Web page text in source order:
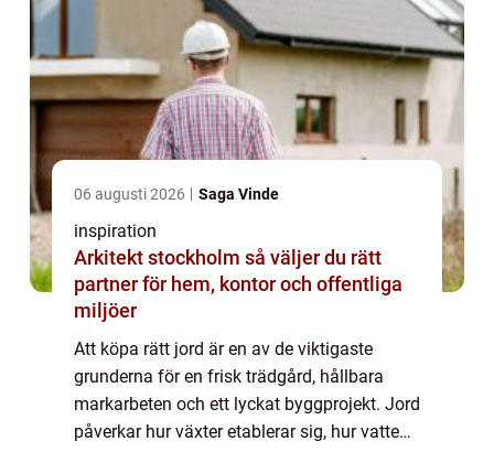
06 augusti 2026 Saga Vinde
inspiration
Arkitekt stockholm så väljer du rätt
partner för hem, kontor och offentliga
miljöer
Att köpa rätt jord är en av de viktigaste
grunderna för en frisk trädgård, hållbara
markarbeten och ett lyckat byggprojekt. Jord
påverkar hur växter etablerar sig, hur vatten